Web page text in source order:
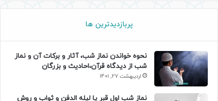
پربازدیدترین ها
نحوه خواندن نماز شب، آثار و برکات آن و نماز
شب از دیدگاه قرآن،احادیث و بزرگان
اردیبهشت 27, 1401
نماز شب اول قبر یا لیله الدفن و ثواب و روش